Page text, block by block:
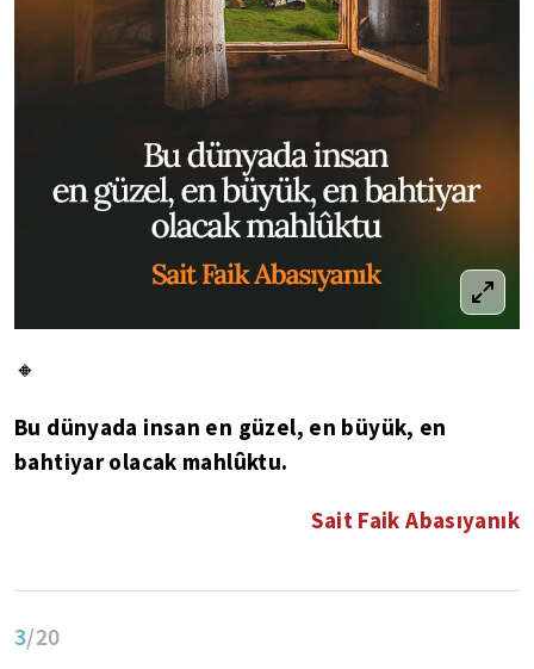
🔸
Bu dünyada insan en güzel, en büyük, en
bahtiyar olacak mahlûktu.
Sait Faik Abasıyanık
3/20